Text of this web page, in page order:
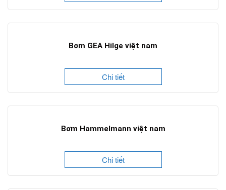
Bơm GEA Hilge việt nam
Chi tiết
Bơm Hammelmann việt nam
Chi tiết